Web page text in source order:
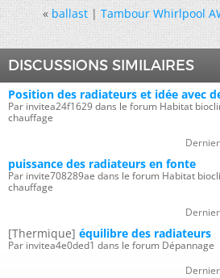
« ballast|Tambour Whirlpool
DISCUSSIONS SIMILAIRES
Position des radiateurs et idée avec
Par invitea24f1629 dans le forum Habitat
chauffage
puissance des radiateurs en fonte
Par invite708289ae dans le forum Habitat
chauffage
[Thermique] équilibre des radiateurs
Par invitea4e0ded1 dans le forum Dépannage